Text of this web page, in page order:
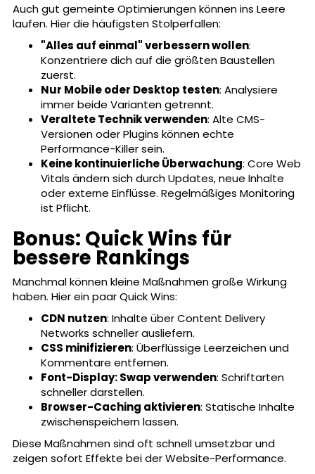
Auch gut gemeinte Optimierungen können ins Leere
laufen. Hier die häufigsten Stolperfallen:
"Alles auf einmal" verbessern wollen:
Konzentriere dich auf die größten Baustellen
zuerst.
Nur Mobile oder Desktop testen: Analysiere
immer beide Varianten getrennt.
Veraltete Technik verwenden: Alte CMS-
Versionen oder Plugins können echte
Performance-Killer sein.
Keine kontinuierliche Überwachung: Core Web
Vitals ändern sich durch Updates, neue Inhalte
oder externe Einflüsse. Regelmäßiges Monitoring
ist Pflicht.
Bonus: Quick Wins für
bessere Rankings
Manchmal können kleine Maßnahmen große Wirkung
haben. Hier ein paar Quick Wins:
CDN nutzen: Inhalte über Content Delivery
Networks schneller ausliefern.
CSS minifizieren: Überflüssige Leerzeichen und
Kommentare entfernen.
Font-Display: Swap verwenden: Schriftarten
schneller darstellen.
Browser-Caching aktivieren: Statische Inhalte
zwischenspeichern lassen.
Diese Maßnahmen sind oft schnell umsetzbar und
zeigen sofort Effekte bei der Website-Performance.